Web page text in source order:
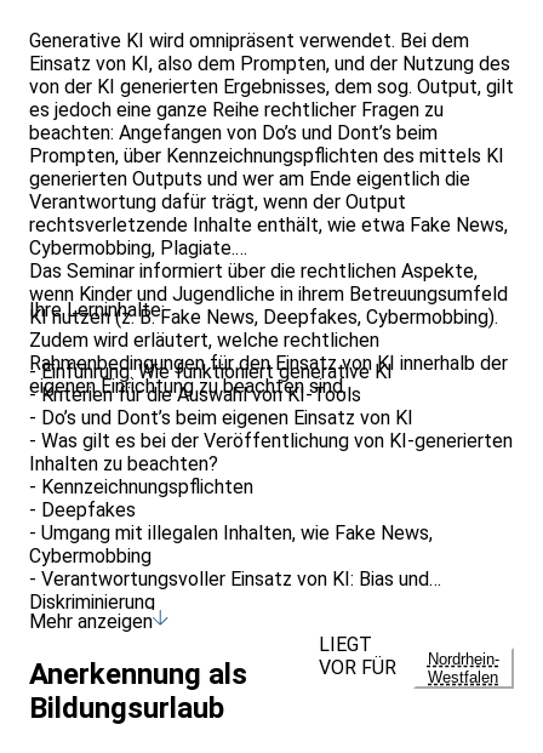
Generative KI wird omnipräsent verwendet. Bei dem
Einsatz von KI, also dem Prompten, und der Nutzung des
von der KI generierten Ergebnisses, dem sog. Output, gilt
es jedoch eine ganze Reihe rechtlicher Fragen zu
beachten: Angefangen von Do’s und Dont’s beim
Prompten, über Kennzeichnungspflichten des mittels KI
generierten Outputs und wer am Ende eigentlich die
Verantwortung dafür trägt, wenn der Output
rechtsverletzende Inhalte enthält, wie etwa Fake News,
Cybermobbing, Plagiate.
Das Seminar informiert über die rechtlichen Aspekte,
wenn Kinder und Jugendliche in ihrem Betreuungsumfeld
KI nutzen (z. B. Fake News, Deepfakes, Cybermobbing).
Zudem wird erläutert, welche rechtlichen
Rahmenbedingungen für den Einsatz von KI innerhalb der
eigenen Einrichtung zu beachten sind.
Ihre Lerninhalte:
- Einführung: Wie funktioniert generative KI
- Kriterien für die Auswahl von KI-Tools
- Do’s und Dont’s beim eigenen Einsatz von KI
- Was gilt es bei der Veröffentlichung von KI-generierten
Inhalten zu beachten?
- Kennzeichnungspflichten
- Deepfakes
- Umgang mit illegalen Inhalten, wie Fake News,
Cybermobbing
- Verantwortungsvoller Einsatz von KI: Bias und
Diskriminierung
Mehr anzeigen
Anerkennung als
Bildungsurlaub
LIEGT
VOR FÜR
Nordrhein-
Westfalen